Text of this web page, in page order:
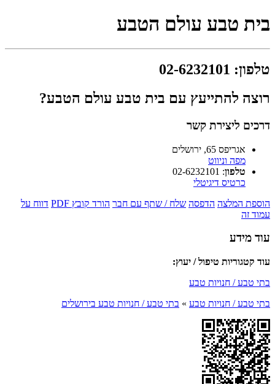
בית טבע עולם הטבע
טלפון:
02-6232101
רוצה להתייעץ עם בית טבע עולם הטבע?
דרכים ליצירת קשר
אגריפס 65, ירושלים
מפה וניווט
טלפון:
02-6232101
כרטיס דיגיטלי
הוספת המלצה הדפסה שלח / שתף עם חבר הורד קובץ PDF
דווח על
עמוד זה
עוד מידע
עוד קטגוריות טיפול / יעוץ:
בתי טבע / חנויות טבע
בתי טבע / חנויות טבע » בתי טבע / חנויות טבע בירושלים